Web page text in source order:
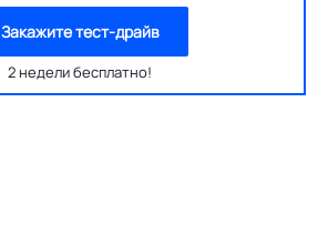
Закажите тест-драйв
2 недели бесплатно!